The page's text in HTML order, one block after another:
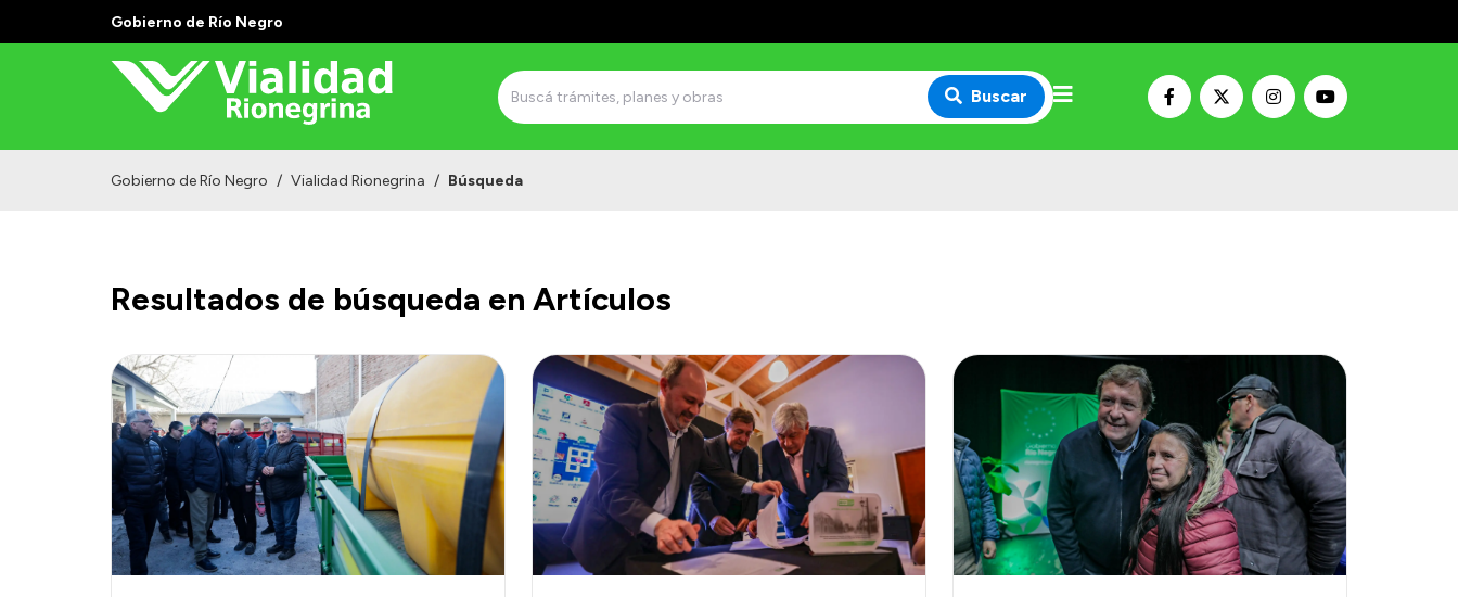
Gobierno de Río Negro
Buscar
Gobierno de Río Negro / Vialidad Rionegrina / Búsqueda
Resultados de búsqueda en Artículos